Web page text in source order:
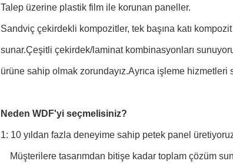
Talep üzerine plastik film ile korunan paneller.
Sandviç çekirdekli kompozitler, tek başına katı
sunar.Çeşitli çekirdek/laminat kombinasyonları
ürüne sahip olmak zorundayız.Ayrıca işleme
Neden WDF'yi seçmelisiniz?
1: 10 yıldan fazla deneyime sahip petek panel
Müşterilere tasarımdan bitişe kadar toplam çözüm